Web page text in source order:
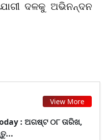
ଦଳକୁ ଅଭିନନ୍ଦନ
View More
: ଅଗଷ୍ଟ ୦୮ ତାରିଖ,